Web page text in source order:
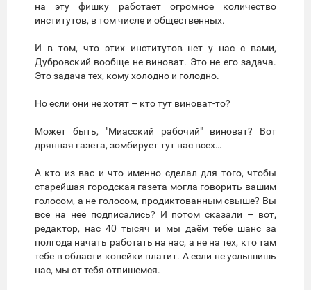
на эту фишку работает огромное количество
институтов, в том числе и общественных.
И в том, что этих институтов нет у нас с вами,
Дубровский вообще не виноват. Это не его задача.
Это задача тех, кому холодно и голодно.
Но если они не хотят – кто тут виноват-то?
Может быть, "Миасский рабочий" виноват? Вот
дрянная газета, зомбирует тут нас всех…
А кто из вас и что именно сделал для того, чтобы
старейшая городская газета могла говорить вашим
голосом, а не голосом, продиктованным свыше? Вы
все на неё подписались? И потом сказали – вот,
редактор, нас 40 тысяч и мы даём тебе шанс за
полгода начать работать на нас, а не на тех, кто там
тебе в области копейки платит. А если не услышишь
нас, мы от тебя отпишемся.